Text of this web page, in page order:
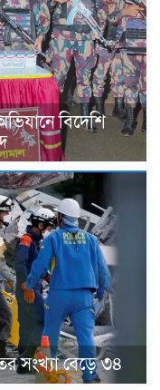
বিদেশি
সংখ্যা বেড়ে ৩৪